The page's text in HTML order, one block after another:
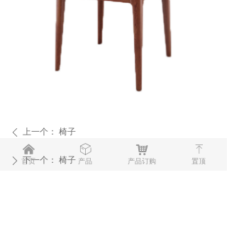
ꄴ 上一个： 椅子
ꄲ 下一个： 椅子
낀
首页
ꁦ
产品
낙
产品订购
ꁸ
置顶